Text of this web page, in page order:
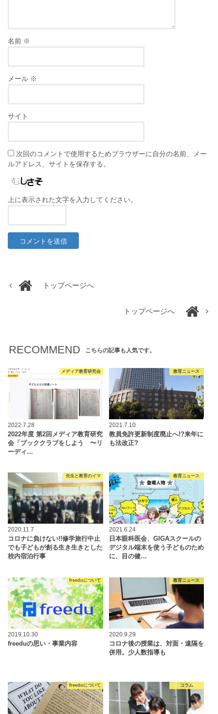
名前 ※
メール ※
サイト
次回のコメントで使用するためブラウザーに自分の名前、メー
ルアドレス、サイトを保存する。
上に表示された文字を入力してください。
トップページへ
トップページへ
RECOMMEND こちらの記事も人気です。
メディア教育研究会
2022.7.28
2022年度 第2回メディア教育研究
会「ブッククラブをしよう 〜リ
ーディ…
教育ニュース
2021.7.10
教員免許更新制度廃止へ!?来年に
も法改正?
先生と教育のイマ
2020.11.7
コロナに負けない!!修学旅行中止
でも子どもが創る生き生きとした
校内宿泊行事
教育ニュース
2021.6.24
日本眼科医会、GIGAスクールの
デジタル端末を使う子どものため
に、目の健…
freeduについて
2019.10.30
freeduの思い・事業内容
教育ニュース
2020.9.29
コロナ後の授業は、対面・遠隔を
併用。少人数指導も
freeduについて コラム